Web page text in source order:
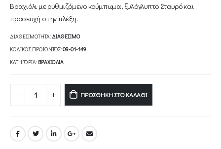
Βραχιόλι με ρυθμιζόμενο κούμπωμα, ξυλόγλυπτο Σταυρό και
προσευχή στην πλέξη.
ΔΙΑΘΕΣΙΜΌΤΗΤΑ: ΔΙΑΘΈΣΙΜΟ
ΚΩΔΙΚΌΣ ΠΡΟΪΌΝΤΟΣ:09-01-149
ΚΑΤΗΓΟΡΊΑ: ΒΡΑΧΙΌΛΙΑ
ΠΡΟΣΘΉΚΗ ΣΤΟ ΚΑΛΆΘΙ